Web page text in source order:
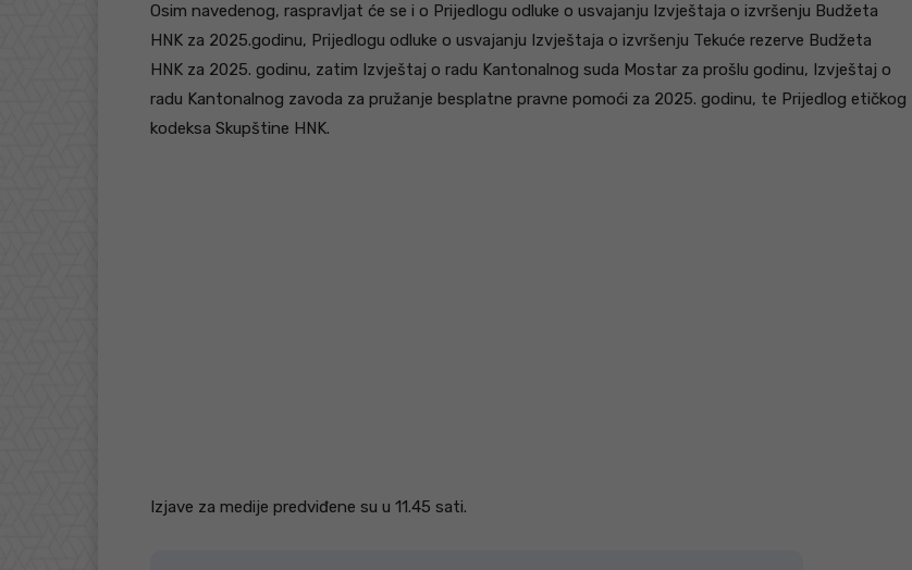
Osim navedenog, raspravljat će se i o Prijedlogu odluke o usvajanju Izvještaja o izvršenju Budžeta
HNK za 2025.godinu, Prijedlogu odluke o usvajanju Izvještaja o izvršenju Tekuće rezerve Budžeta
HNK za 2025. godinu, zatim Izvještaj o radu Kantonalnog suda Mostar za prošlu godinu, Izvještaj o
radu Kantonalnog zavoda za pružanje besplatne pravne pomoći za 2025. godinu, te Prijedlog etičkog
kodeksa Skupštine HNK.
Izjave za medije predviđene su u 11.45 sati.